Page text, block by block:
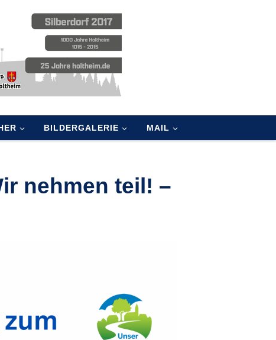
BILDERGALERIE MAIL
nehmen teil! –